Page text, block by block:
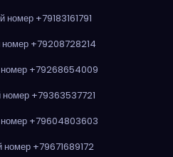
номер +79183161791
номер +79208728214
номер +79268654009
номер +79363537721
номер +79604803603
номер +79671689172